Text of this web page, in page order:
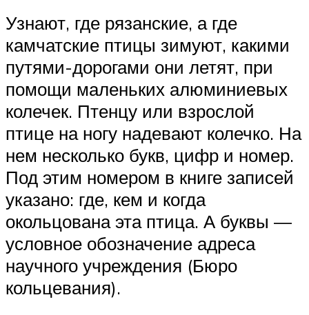
Узнают, где рязанские, а где
камчатские птицы зимуют, какими
путями-дорогами они летят, при
помощи маленьких алюминиевых
колечек. Птенцу или взрослой
птице на ногу надевают колечко. На
нем несколько букв, цифр и номер.
Под этим номером в книге записей
указано: где, кем и когда
окольцована эта птица. А буквы —
условное обозначение адреса
научного учреждения (Бюро
кольцевания).